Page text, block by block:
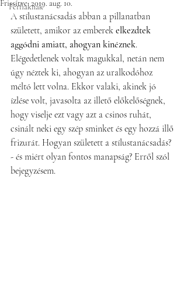
Férfiaknak
Frissítve: 2019. aug. 10.
A stílustanácsadás abban a pillanatban
született, amikor az emberek elkezdtek
aggódni amiatt, ahogyan kinéznek.
Elégedetlenek voltak magukkal, netán nem
úgy néztek ki, ahogyan az uralkodóhoz
méltó lett volna. Ekkor valaki, akinek jó
ízlése volt, javasolta az illető előkelőségnek,
hogy viselje ezt vagy azt a csinos ruhát,
csinált neki egy szép sminket és egy hozzá illő
frizurát. Hogyan született a stílustanácsadás?
- és miért olyan fontos manapság? Erről szól
bejegyzésem.